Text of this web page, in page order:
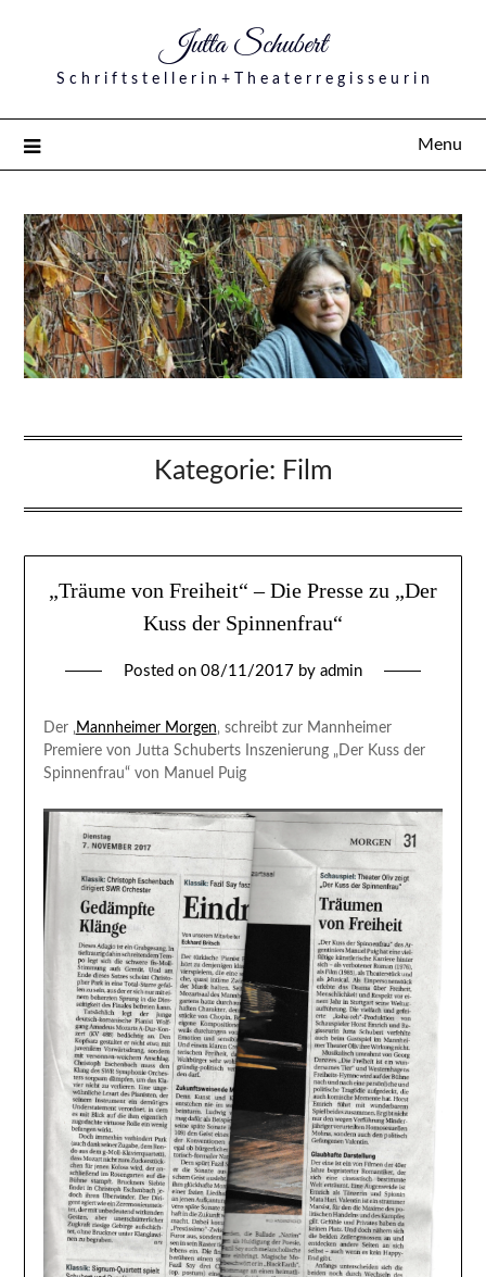
Jutta Schubert
S c h r i f t s t e l l e r i n + T h e a t e r r e g i s s e u r i n
Menu
Kategorie: Film
„Träume von Freiheit“ – Die Presse zu „Der
Kuss der Spinnenfrau“
Posted on 08/11/2017 by admin
Der ‚ Mannheimer Morgen‚ schreibt zur Mannheimer
Premiere von Jutta Schuberts Inszenierung „Der Kuss der
Spinnenfrau“ von Manuel Puig